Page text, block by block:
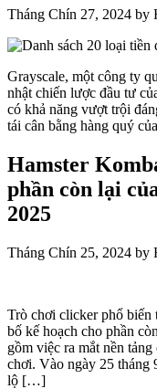
Tháng Chín 27, 2024 by
Grayscale, một công ty
nhật chiến lược đầu tư
có khả năng vượt trội
tái cân bằng hàng quý
Hamster
phần còn lại
2025
Tháng Chín 25, 2024 by
Trò chơi clicker phổ biến
bố kế hoạch cho phần
gồm việc ra mắt nền
chơi. Vào ngày 25 tháng
lộ […]